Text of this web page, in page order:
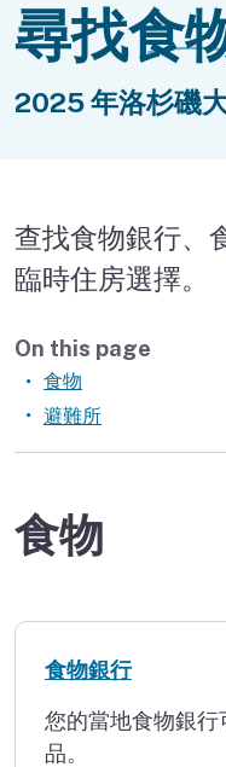
為您提供幫助
財政援助
重建您的房屋
親自獲取幫助
志願者
跟蹤 LA 的進度
重建洛杉磯
尋找食
2025 年洛杉磯
查找食物銀行、
臨時住房選擇。
On this page
食物
避難所
食物
食物銀行
您的當地食物銀
品。